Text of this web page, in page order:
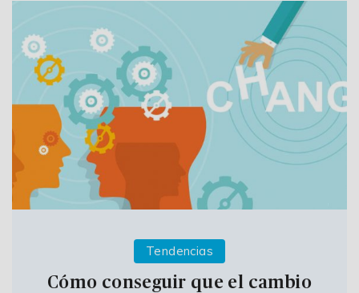
Tendencias
Cómo conseguir que el cambio